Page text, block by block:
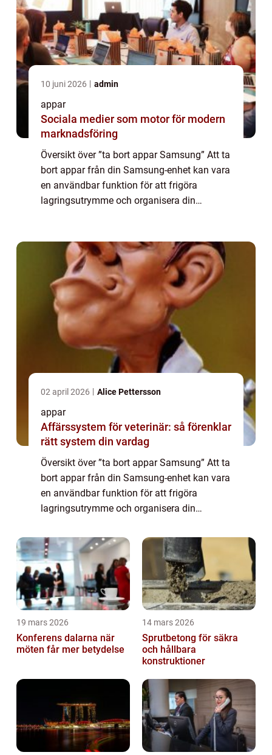
10 juni 2026 admin
appar
Sociala medier som motor för modern
marknadsföring
Översikt över ”ta bort appar Samsung” Att ta
bort appar från din Samsung-enhet kan vara
en användbar funktion för att frigöra
lagringsutrymme och organisera din
02 april 2026 Alice Pettersson
appar
Affärssystem för veterinär: så förenklar
rätt system din vardag
Översikt över ”ta bort appar Samsung” Att ta
bort appar från din Samsung-enhet kan vara
en användbar funktion för att frigöra
lagringsutrymme och organisera din
en detaljerad översikt över hur ...
19 mars 2026
Konferens dalarna när
möten får mer betydelse
14 mars 2026
Sprutbetong för säkra
och hållbara
konstruktioner